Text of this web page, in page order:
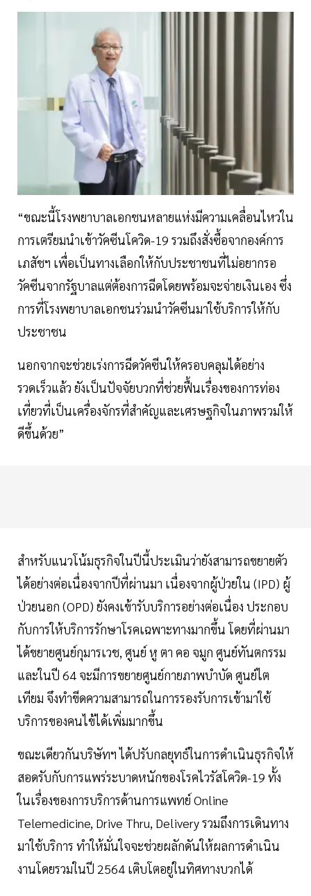
“ขณะนี้โรงพยาบาลเอกชนหลายแห่งมีความเคลื่อนไหวใน
การเตรียมนำเข้าวัคซีนโควิด-19 รวมถึงสั่งซื้อจากองค์การ
เภสัชฯ เพื่อเป็นทางเลือกให้กับประชาชนที่ไม่อยากรอ
วัคซีนจากรัฐบาลแต่ต้องการฉีดโดยพร้อมจะจ่ายเงินเอง ซึ่ง
การที่โรงพยาบาลเอกชนร่วมนำวัคซีนมาใช้บริการให้กับ
ประชาชน
นอกจากจะช่วยเร่งการฉีดวัคซีนให้ครอบคลุมได้อย่าง
รวดเร็วแล้ว ยังเป็นปัจจัยบวกที่ช่วยฟื้นเรื่องของการท่อง
เที่ยวที่เป็นเครื่องจักรที่สำคัญและเศรษฐกิจในภาพรวมให้
ดีขึ้นด้วย”
สำหรับแนวโน้มธุรกิจในปีนี้ประเมินว่ายังสามารถขยายตัว
ได้อย่างต่อเนื่องจากปีที่ผ่านมา เนื่องจากผู้ป่วยใน (IPD) ผู้
ป่วยนอก (OPD) ยังคงเข้ารับบริการอย่างต่อเนื่อง ประกอบ
กับการให้บริการรักษาโรคเฉพาะทางมากขึ้น โดยที่ผ่านมา
ได้ขยายศูนย์กุมารเวช, ศูนย์ หู ตา คอ จมูก ศูนย์ทันตกรรม
และในปี 64 จะมีการขยายศูนย์กายภาพบำบัด ศูนย์ไต
เทียม จึงทำขีดความสามารถในการรองรับการเข้ามาใช้
บริการของคนไข้ได้เพิ่มมากขึ้น
ขณะเดียวกันบริษัทฯ ได้ปรับกลยุทธ์ในการดำเนินธุรกิจให้
สอดรับกับการแพร่ระบาดหนักของโรคไวรัสโควิด-19 ทั้ง
ในเรื่องของการบริการด้านการแพทย์ Online
Telemedicine, Drive Thru, Delivery รวมถึงการเดินทาง
มาใช้บริการ ทำให้มั่นใจจะช่วยผลักดันให้ผลการดำเนิน
งานโดยรวมในปี 2564 เติบโตอยู่ในทิศทางบวกได้